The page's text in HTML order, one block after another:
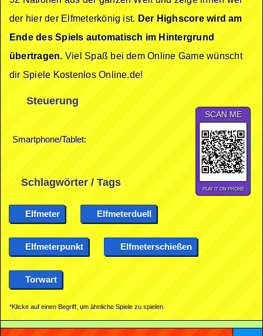
der hier der Elfmeterkönig ist. Der Highscore wird am
Ende des Spiels automatisch im Hintergrund
übertragen. Viel Spaß bei dem Online Game wünscht
dir Spiele Kostenlos Online.de!
Steuerung
Smartphone/Tablet:
SCAN ME
PLAY IT ON PHONE
Schlagwörter / Tags
Elfmeter Elfmeterduell
Elfmeterpunkt Elfmeterschießen
Torwart
*Klicke auf einen Begriff, um ähnliche Spiele zu spielen.